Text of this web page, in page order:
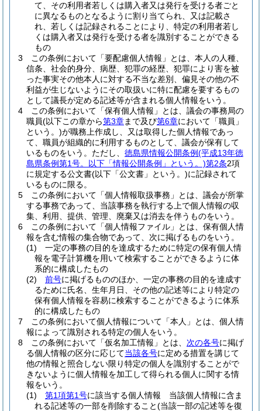
て、その利用者若しくは購入者又は発行を受ける者ごと
に異なるものとなるように割り当てられ、又は記載さ
れ、若しくは記録されることにより、特定の利用者若し
くは購入者又は発行を受ける者を識別することができる
もの
3
この条例において「要配慮個人情報」とは、本人の人種、
信条、社会的身分、病歴、犯罪の経歴、犯罪により害を被
った事実その他本人に対する不当な差別、偏見その他の不
利益が生じないようにその取扱いに特に配慮を要するもの
として議長が定める記述等が含まれる個人情報をいう。
4
この条例において「保有個人情報」とは、議会の事務局の
職員(以下この章から第3章まで及び第6章において「職員」
という。)が職務上作成し、又は取得した個人情報であっ
て、職員が組織的に利用するものとして、議会が保有して
いるものをいう。 ただし、 徳島県情報公開条例(平成13年徳
島県条例第1号。以下「情報公開条例」という。)第2条2項
に規定する公文書(以下「公文書」という。)に記録されて
いるものに限る。
5
この条例において「個人情報取扱事務」とは、議会が所掌
する事務であって、当該事務を執行する上で個人情報の収
集、利用、提供、管理、廃棄又は消去を伴うものをいう。
6
この条例において「個人情報ファイル」とは、保有個人情
報を含む情報の集合物であって、次に掲げるものをいう。
(1)
一定の事務の目的を達成するために特定の保有個人情
報を電子計算機を用いて検索することができるように体
系的に構成したもの
(2)
前号に掲げるもののほか、一定の事務の目的を達成す
るために氏名、生年月日、その他の記述等により特定の
保有個人情報を容易に検索することができるように体系
的に構成したもの
7
この条例において個人情報について「本人」とは、個人情
報によって識別される特定の個人をいう。
8
この条例において「仮名加工情報」とは、 次の各号に掲げ
る個人情報の区分に応じて当該各号に定める措置を講じて
他の情報と照合しない限り特定の個人を識別することがで
きないように個人情報を加工して得られる個人に関する情
報をいう。
(1)
第1項第1号に該当する個人情報 当該個人情報に含ま
れる記述等の一部を削除すること(当該一部の記述等を復